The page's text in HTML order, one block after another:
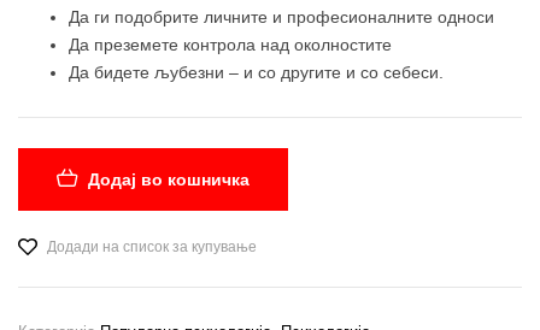
Да ги подобрите личните и професионалните односи
Да преземете контрола над околностите
Да бидете љубезни – и со другите и со себеси.
Додај во кошничка
Додади на список за купување